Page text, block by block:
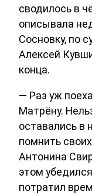
сводилось в
описывала
Сосновку, по
Алексей
конца.
— Раз уж
Матрёну.
оставались
помнить
Антонина
этом
потратил